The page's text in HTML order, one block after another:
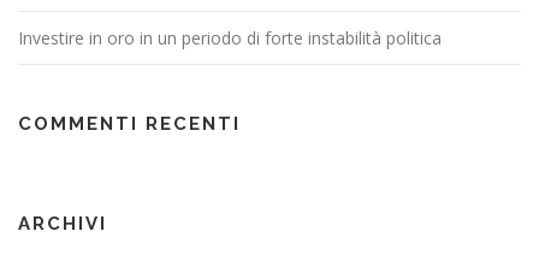
Investire in oro in un periodo di forte instabilità politica
COMMENTI RECENTI
ARCHIVI